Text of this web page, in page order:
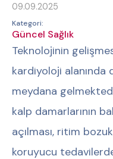
09.09.2025
Kategori:
Güncel Sağlık
Teknolojinin
kardiyoloji
meydana
kalp damarlarının
açılması, ritim
koruyucu